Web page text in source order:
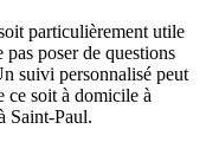
particulièrement utile
poser de questions
suivi personnalisé peut
ce soit à domicile à
Saint-Paul.